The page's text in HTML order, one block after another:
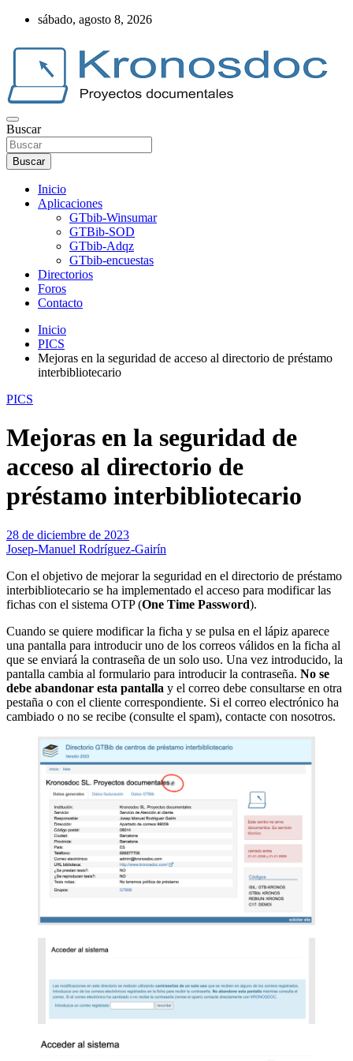
Saltar
contenido
sábado, agosto 8, 2026
Web Kronosdoc
Buscar
Buscar
Inicio
Aplicaciones
GTbib-Winsumar
GTBib-SOD
GTbib-Adqz
GTbib-encuestas
Directorios
Foros
Contacto
Inicio
PICS
Mejoras en la seguridad de acceso al directorio de préstamo
interbibliotecario
PICS
Mejoras en la seguridad de
acceso al directorio de
préstamo interbibliotecario
28 de diciembre de 2023
Josep-Manuel Rodríguez-Gairín
Con el objetivo de mejorar la seguridad en el directorio de préstamo
interbibliotecario se ha implementado el acceso para modificar las
fichas con el sistema OTP (One Time Password).
Cuando se quiere modificar la ficha y se pulsa en el lápiz aparece
una pantalla para introducir uno de los correos válidos en la ficha al
que se enviará la contraseña de un solo uso. Una vez introducido, la
pantalla cambia al formulario para introducir la contraseña. No se
debe abandonar esta pantalla y el correo debe consultarse en otra
pestaña o con el cliente correspondiente. Si el correo electrónico ha
cambiado o no se recibe (consulte el spam), contacte con nosotros.